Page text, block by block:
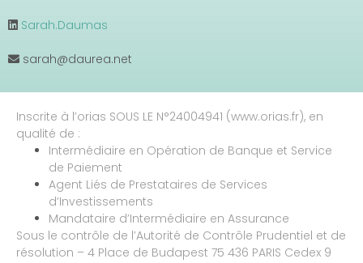
Sarah.Daumas
sarah@daurea.net
Inscrite à l’orias SOUS LE N°24004941 (www.orias.fr), en
qualité de :
Intermédiaire en Opération de Banque et Service
de Paiement
Agent Liés de Prestataires de Services
d’Investissements
Mandataire d’Intermédiaire en Assurance
Sous le contrôle de l’Autorité de Contrôle Prudentiel et de
résolution – 4 Place de Budapest 75 436 PARIS Cedex 9